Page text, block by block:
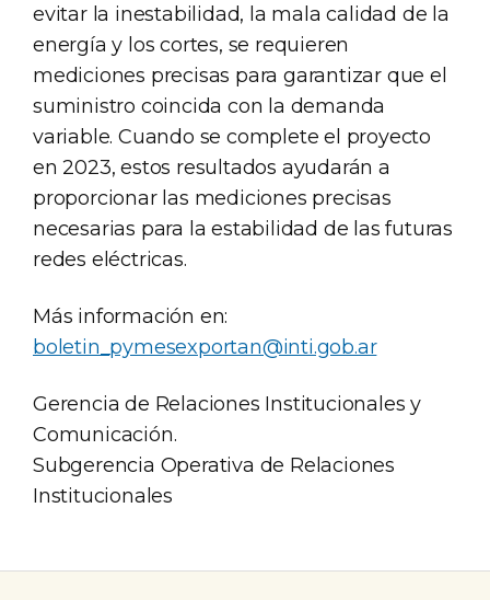
evitar la inestabilidad, la mala calidad de la
energía y los cortes, se requieren
mediciones precisas para garantizar que el
suministro coincida con la demanda
variable. Cuando se complete el proyecto
en 2023, estos resultados ayudarán a
proporcionar las mediciones precisas
necesarias para la estabilidad de las futuras
redes eléctricas.
Más información en:
boletin_pymesexportan@inti.gob.ar
Gerencia de Relaciones Institucionales y
Comunicación.
Subgerencia Operativa de Relaciones
Institucionales